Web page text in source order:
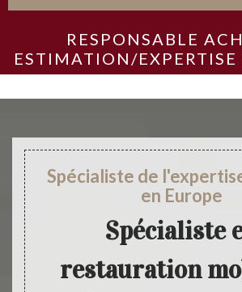
RESPONSABLE
ESTIMATION/
Spécialiste de
en Europe
Spécialiste
restauration